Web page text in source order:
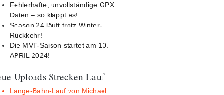
Fehlerhafte, unvollständige GPX
Daten – so klappt es!
Season 24 läuft trotz Winter-
Rückkehr!
Die MVT-Saison startet am 10.
APRIL 2024!
Uploads Strecken Lauf
Lange-Bahn-Lauf von Michael